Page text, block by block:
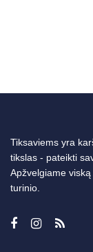
Tiksaviems yra
tikslas - pateikti
Apžvelgiame
turinio.